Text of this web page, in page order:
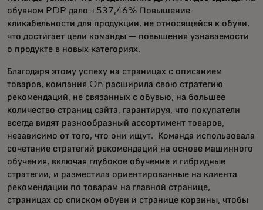
обувном PDP дало +537,46% Повышение
кликабельности для продукции, не относящейся к обуви,
что достигает цели команды — повышения узнаваемости
о продукте в новых категориях.
Благодаря этому успеху на страницах с описанием
товаров, компания On расширила свою стратегию
рекомендаций, не связанных с обувью, на большее
количество страниц сайта, гарантируя, что покупатели
всегда видят разнообразный ассортимент товаров,
независимо от того, что они ищут. Команда использовала
сочетание стратегий рекомендаций на основе машинного
обучения, включая глубокое обучение и гибридные
стратегии, и разместила ориентированные на клиента
рекомендации по товарам на главной странице,
страницах со списком обуви и странице корзины, чтобы